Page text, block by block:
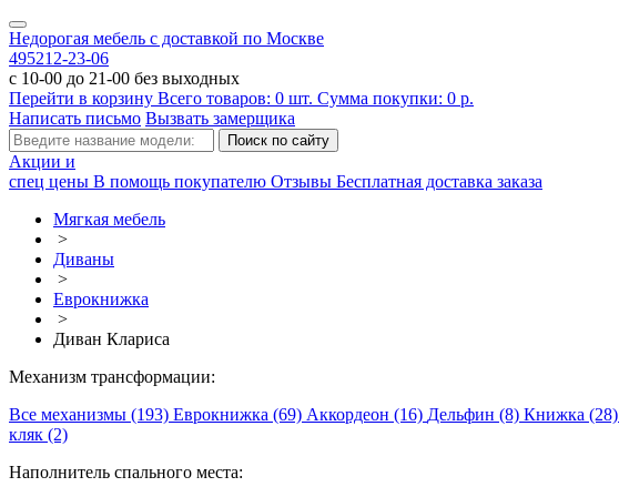
Недорогая мебель с доставкой по Москве
495212-23-06
с 10-00 до 21-00 без выходных
Перейти в корзину Всего товаров: 0 шт. Сумма покупки: 0 р.
Написать письмо Вызвать замерщика
Акции и
спец цены В помощь покупателю Отзывы Бесплатная доставка заказа
Мягкая мебель
>
Диваны
>
Еврокнижка
>
Диван Клариса
Механизм трансформации:
Все механизмы (193) Еврокнижка (69) Аккордеон (16) Дельфин (8) Книжка (28)
кляк (2)
Наполнитель спального места: